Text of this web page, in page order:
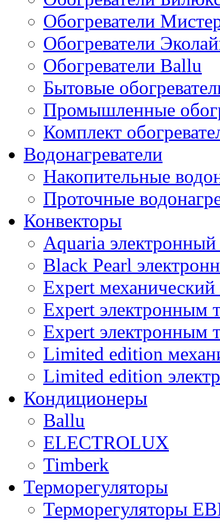
Обогреватели
Обогреватели
Обогреватели Ballu
Бытовые
Промышленные
Комплект
Водонагреватели
Накопительные
Проточные
Конвекторы
Aquaria
Black Pearl
Expert механический
Expert электронным
Expert электронным
Limited edition
Limited edition
Кондиционеры
Ballu
ELECTROLUX
Timberk
Терморегуляторы
Терморегуляторы